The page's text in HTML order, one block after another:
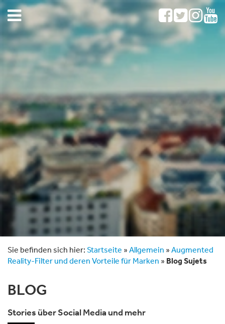
Sie befinden sich hier: Startseite » Allgemein » Augmented
Reality-Filter und deren Vorteile für Marken » Blog Sujets
BLOG
Stories über Social Media und mehr